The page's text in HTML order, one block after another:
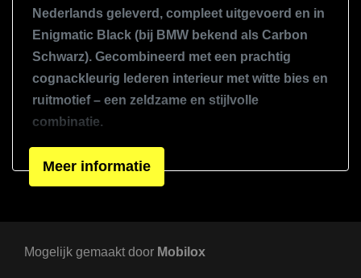
Keyless entry
Led achterlichten
Led koplampen
Lichtmetalen velgen 18"
Metaalkleur
Open dak
Panoramadak
Parkeersensor voor
Nederlands geleverd, compleet uitgevoerd en in
Enigmatic Black (bij BMW bekend als Carbon
Schwarz). Gecombineerd met een prachtig
cognackleurig lederen interieur met witte bies en
ruitmotief – een zeldzame en stijlvolle
combinatie.
Deze Mini is van een dame die er met zichtbaar
plezier in heeft gereden. Niet omdat het moest,
deed wel even zeer.
Meer informatie
Mogelijk gemaakt door Mobilox